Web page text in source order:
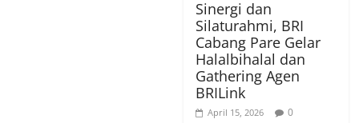
Sinergi dan
Silaturahmi, BRI
Cabang Pare Gelar
Halalbihalal dan
Gathering Agen
BRILink
April 15, 2026 0